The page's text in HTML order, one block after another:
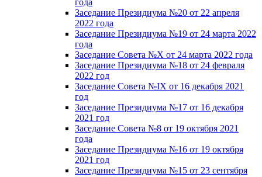
Заседание Президиума №20 от 22 апреля
2022 года
Заседание Президиума №19 от 24 марта 2022
года
Заседание Совета №X от 24 марта 2022 года
Заседание Президиума №18 от 24 февраля
2022 год
Заседание Совета №IX от 16 декабря 2021
год
Заседание Президиума №17 от 16 декабря
2021 год
Заседание Совета №8 от 19 октября 2021
года
Заседание Президиума №16 от 19 октября
2021 год
Заседание Президиума №15 от 23 сентября